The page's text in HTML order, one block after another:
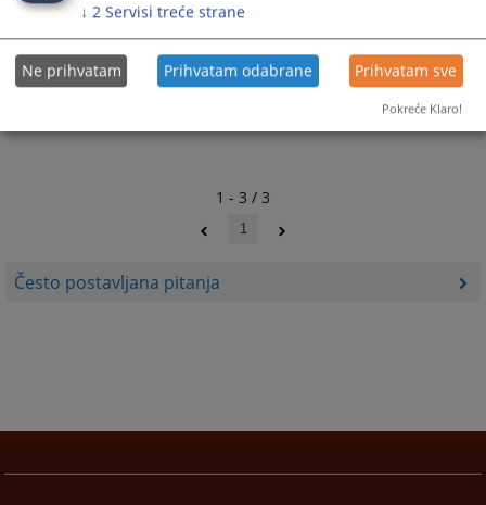
Često postavljana pitanja
1 - 3 / 3
1
↓ 2 Servisi treće strane
Ne prihvatam Prihvatam odabrane Prihvatam sve
Pokreće Klaro!